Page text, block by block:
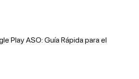
Play ASO: Guía Rápida para el